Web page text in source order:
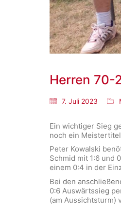
Herren 70-
7. Juli 2023
Ein wichtiger Sieg
noch ein
Peter Kowalski
Schmid mit 1:6 und
einem 0:4 in der
Bei den
0:6 Auswärtssieg
(am Aussichtsturm)